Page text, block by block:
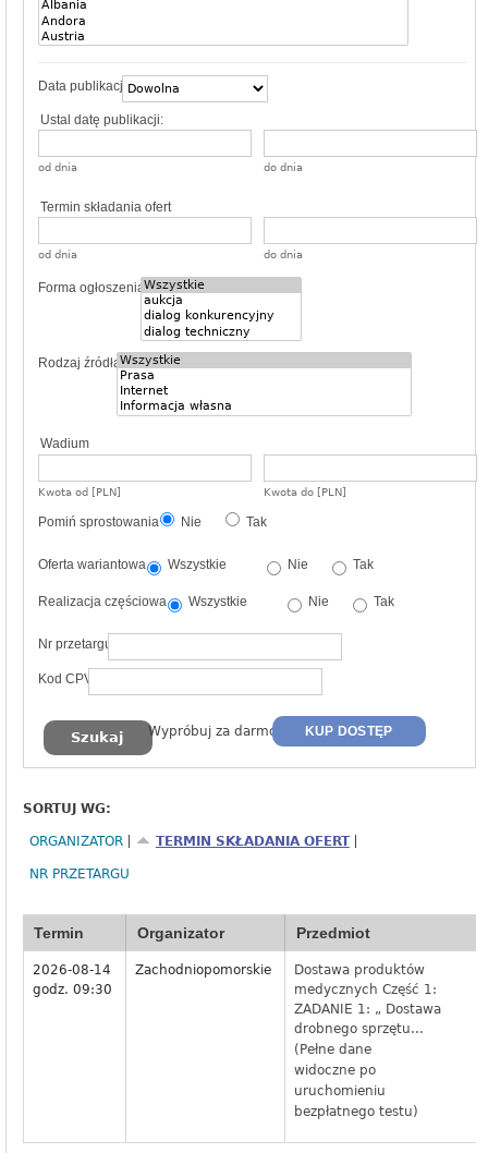
Data publikacji
Ustal datę publikacji:
od dnia do dnia
Termin składania ofert
od dnia do dnia
Forma ogłoszenia
Rodzaj źródła
Wadium
Kwota od [PLN] Kwota do [PLN]
Pomiń sprostowania Nie Tak
Oferta wariantowa Wszystkie Nie Tak
Realizacja częściowa Wszystkie Nie Tak
Nr przetargu
Kod CPV
Wypróbuj za darmo KUP DOSTĘP
SORTUJ WG:
ORGANIZATOR TERMIN SKŁADANIA OFERT
NR PRZETARGU
Termin Organizator Przedmiot
2026-08-14
godz. 09:30
Zachodniopomorskie
Dostawa produktów
medycznych Część 1:
ZADANIE 1: „ Dostawa
drobnego sprzętu...
(Pełne dane
widoczne po
uruchomieniu
bezpłatnego testu)